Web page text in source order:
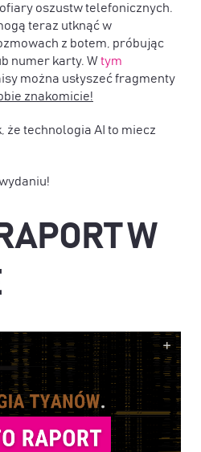
oszustw telefonicznych.
teraz utknąć w
z botem, próbując
numer karty. Wtym
można usłyszeć fragmenty
znakomicie!
że technologia AI to miecz
W